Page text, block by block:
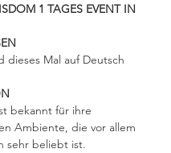
1 TAGES EVENT IN
dieses Mal auf Deutsch
bekannt für ihre
Ambiente, die vor allem
sehr beliebt ist.